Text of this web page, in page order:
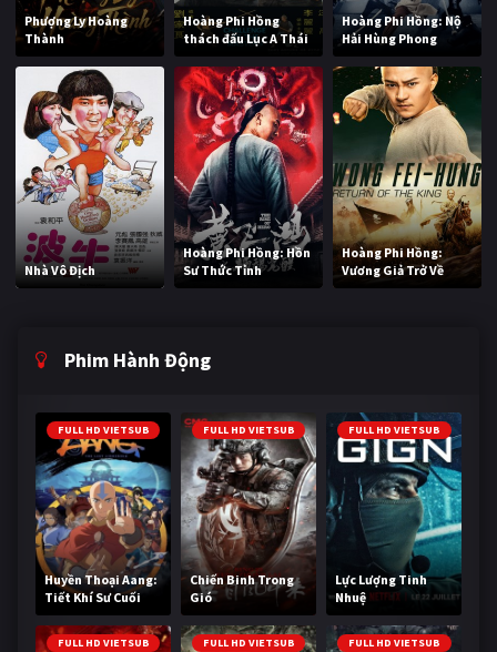
Phượng Ly Hoàng
Thành
Hoàng Phi Hồng
thách đấu Lục A Thái
Hoàng Phi Hồng: Nộ
Hải Hùng Phong
Nhà Vô Địch
Hoàng Phi Hồng: Hồn
Sư Thức Tỉnh
Hoàng Phi Hồng:
Vương Giả Trở Về
Phim Hành Động
FULL HD VIETSUB
Huyền Thoại Aang:
Tiết Khí Sư Cuối
Cùng
FULL HD VIETSUB
Chiến Binh Trong
Gió
FULL HD VIETSUB
Lực Lượng Tinh
Nhuệ
FULL HD VIETSUB FULL HD VIETSUB FULL HD VIETSUB